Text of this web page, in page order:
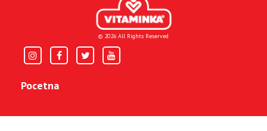
© 2026 All Rights Reserved
Pocetna